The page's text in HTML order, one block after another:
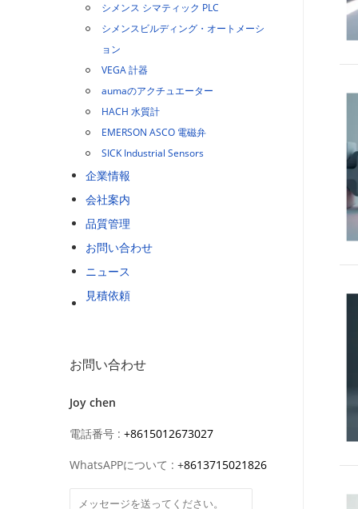
シメンス シマティック PLC
シメンスビルディング・オートメーシ
ョン
VEGA 計器
aumaのアクチュエーター
HACH 水質計
EMERSON ASCO 電磁弁
SICK Industrial Sensors
企業情報
会社案内
品質管理
お問い合わせ
ニュース
見積依頼
お問い合わせ
Joy chen
電話番号 : +8615012673027
WhatsAPPについて : +8613715021826